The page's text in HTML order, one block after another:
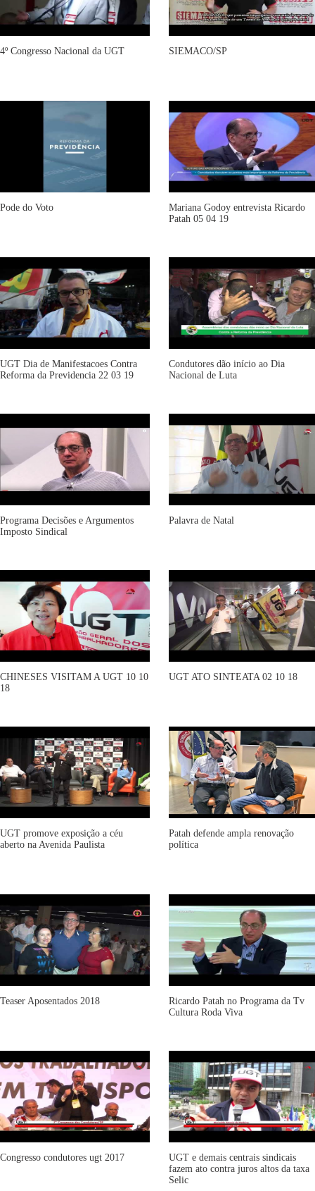
4º Congresso Nacional da UGT SIEMACO/SP
Pode do Voto
Mariana Godoy entrevista Ricardo
Patah 05 04 19
UGT Dia de Manifestacoes Contra
Reforma da Previdencia 22 03 19
Condutores dão início ao Dia
Nacional de Luta
Programa Decisões e Argumentos
Imposto Sindical
Palavra de Natal
CHINESES VISITAM A UGT 10 10
18
UGT ATO SINTEATA 02 10 18
UGT promove exposição a céu
aberto na Avenida Paulista
Patah defende ampla renovação
política
Teaser Aposentados 2018
Ricardo Patah no Programa da Tv
Cultura Roda Viva
Congresso condutores ugt 2017
UGT e demais centrais sindicais
fazem ato contra juros altos da taxa
Selic